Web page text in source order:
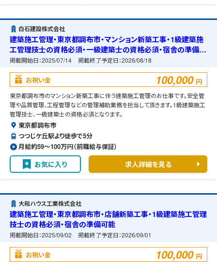
白石建設株式会社
建築施工管理・東京都調布市・マンション新築工事・1級建築施
工管理技士の資格必須・一級建築士の資格必須・宿舎の準備可
能
掲載開始日：2025/07/14 掲載終了予定日：2026/08/18
お祝い金 100,000 円
東京都調布市のマンション新築工事に伴う建築施工管理のお仕事です。安全管
理や品質管理、工程管理などの管理補助業務を担当して頂きます。1級建築施工
管理技士、一級建築士の資格必須となります。
東京都調布市
つつじケ丘駅より徒歩で5分
月給約59〜100万円（前職給与保証）
お気に入り 求人詳細を見る
大和ハウス工業株式会社
建築施工管理・東京都調布市・店舗新築工事・1級建築施工管理
技士の資格必須・宿舎の準備可能
掲載開始日：2025/09/02 掲載終了予定日：2026/09/01
お祝い金 100,000 円